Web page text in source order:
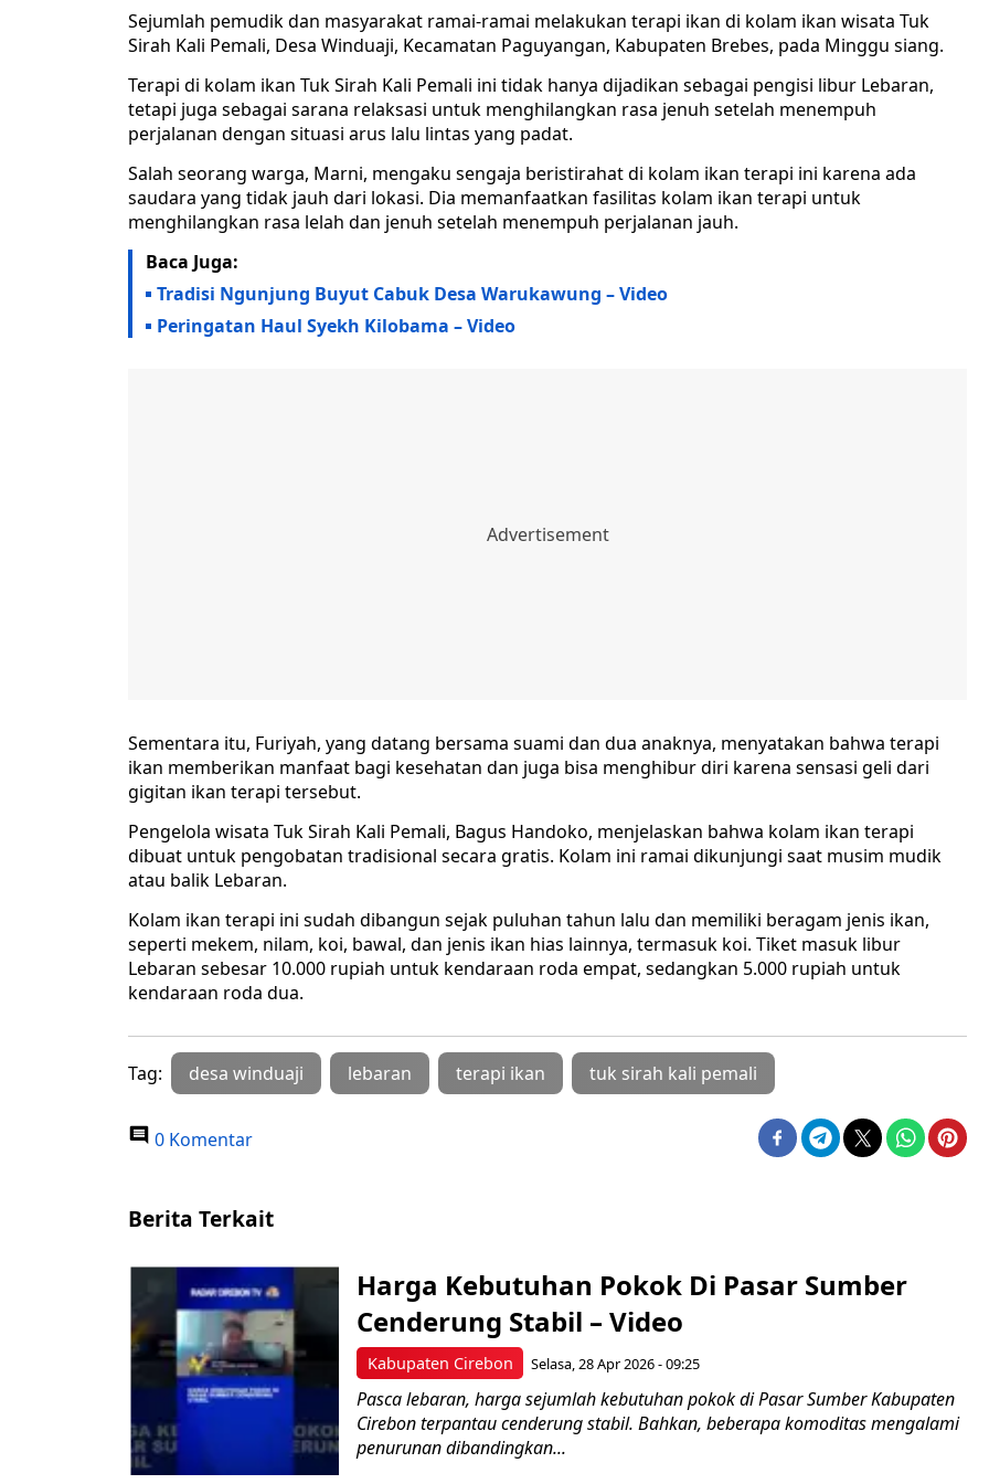
Sejumlah pemudik dan masyarakat ramai-ramai melakukan terapi ikan di kolam ikan wisata Tuk
Sirah Kali Pemali, Desa Winduaji, Kecamatan Paguyangan, Kabupaten Brebes, pada Minggu siang.
Terapi di kolam ikan Tuk Sirah Kali Pemali ini tidak hanya dijadikan sebagai pengisi libur Lebaran,
tetapi juga sebagai sarana relaksasi untuk menghilangkan rasa jenuh setelah menempuh
perjalanan dengan situasi arus lalu lintas yang padat.
Salah seorang warga, Marni, mengaku sengaja beristirahat di kolam ikan terapi ini karena ada
saudara yang tidak jauh dari lokasi. Dia memanfaatkan fasilitas kolam ikan terapi untuk
menghilangkan rasa lelah dan jenuh setelah menempuh perjalanan jauh.
Baca Juga:
Tradisi Ngunjung Buyut Cabuk Desa Warukawung – Video
Peringatan Haul Syekh Kilobama – Video
Sementara itu, Furiyah, yang datang bersama suami dan dua anaknya, menyatakan bahwa terapi
ikan memberikan manfaat bagi kesehatan dan juga bisa menghibur diri karena sensasi geli dari
gigitan ikan terapi tersebut.
Pengelola wisata Tuk Sirah Kali Pemali, Bagus Handoko, menjelaskan bahwa kolam ikan terapi
dibuat untuk pengobatan tradisional secara gratis. Kolam ini ramai dikunjungi saat musim mudik
atau balik Lebaran.
Kolam ikan terapi ini sudah dibangun sejak puluhan tahun lalu dan memiliki beragam jenis ikan,
seperti mekem, nilam, koi, bawal, dan jenis ikan hias lainnya, termasuk koi. Tiket masuk libur
Lebaran sebesar 10.000 rupiah untuk kendaraan roda empat, sedangkan 5.000 rupiah untuk
kendaraan roda dua.
Tag: desa winduaji lebaran terapi ikan tuk sirah kali pemali
0 Komentar
Berita Terkait
Kabupaten Cirebon
Harga Kebutuhan Pokok Di Pasar Sumber
Cenderung Stabil – Video
Selasa, 28 Apr 2026 - 09:25
Pasca lebaran, harga sejumlah kebutuhan pokok di Pasar Sumber Kabupaten
Cirebon terpantau cenderung stabil. Bahkan, beberapa komoditas mengalami
penurunan dibandingkan...